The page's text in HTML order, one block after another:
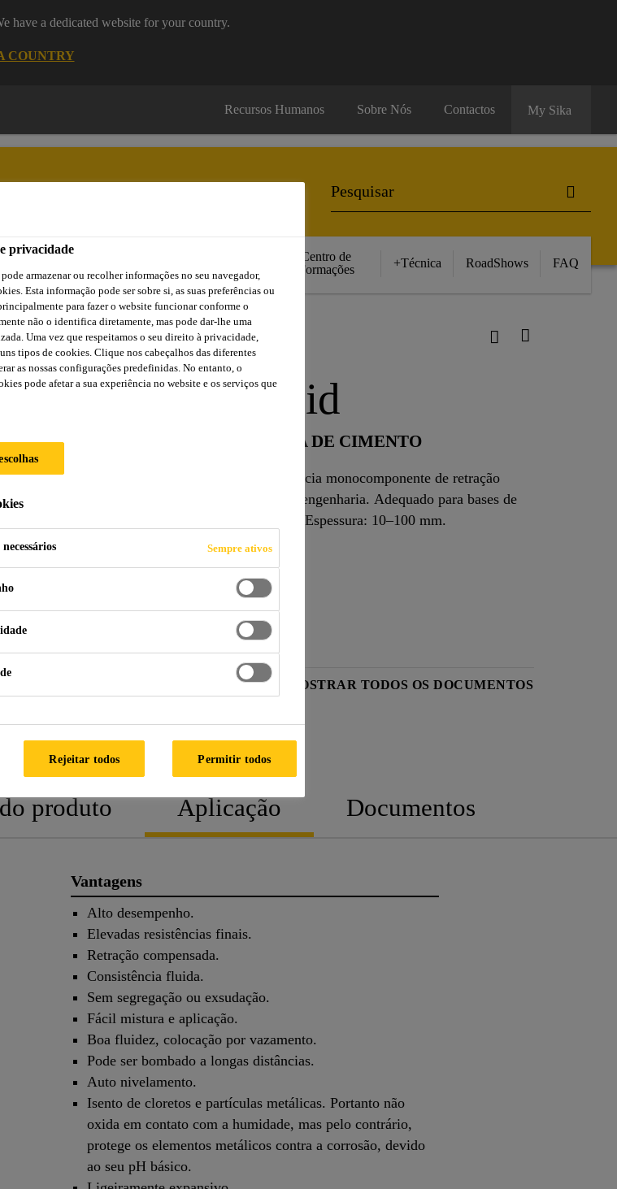
have a dedicated website for your country.
COUNTRY
Recursos Humanos Sobre Nós Contactos My Sika
/
Sika
Centro de
Formações
+Técnica RoadShows FAQ
SikaGrout®-212 Fluid
212 Fluid
DE RETRACÇÃO COMPENSADA DE CIMENTO
Fluid é uma argamassa fluída de base cimentícia monocomponente de retração
auto compactável, bombeável e para projetos de engenharia. Adequado para bases de
preenchimento de espaços vazios e ancoragem. Espessura: 10–100 mm.
resistências finais.
compensada.
FICHA DE PRODUTO MOSTRAR TODOS OS DOCUMENTOS
produto Aplicação Documentos
Vantagens
Alto desempenho.
Elevadas resistências finais.
Retração compensada.
Consistência fluida.
Sem segregação ou exsudação.
Fácil mistura e aplicação.
Boa fluidez, colocação por vazamento.
Pode ser bombado a longas distâncias.
Auto nivelamento.
Isento de cloretos e partículas metálicas. Portanto não
oxida em contato com a humidade, mas pelo contrário,
protege os elementos metálicos contra a corrosão, devido
ao seu pH básico.
privacidade
armazenar ou recolher informações no seu navegador,
Esta informação pode ser sobre si, as suas preferências ou
para fazer o website funcionar conforme o
não o identifica diretamente, mas pode dar-lhe uma
Uma vez que respeitamos o seu direito à privacidade,
tipos de cookies. Clique nos cabeçalhos das diferentes
as nossas configurações predefinidas. No entanto, o
pode afetar a sua experiência no website e os serviços que
Sempre ativos
Rejeitar todos Permitir todos